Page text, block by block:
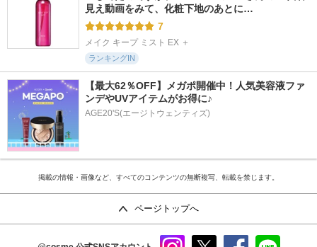
見え動画をみて、化粧下地のあとに…
7
メイク キープ ミスト EX ＋
ランキングIN
【最大62％OFF】メガポ開催中！人気美容液ファ
ンデやUVアイテムがお得に♪
AGE20'S(エージトウェンティズ)
掲載の情報・画像など、すべてのコンテンツの無断複写、転載を禁じます。
ページトップへ